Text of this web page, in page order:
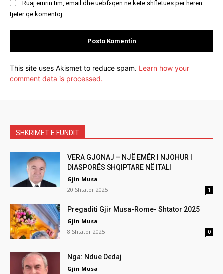
Ruaj emrin tim, email dhe uebfaqen në këtë shfletues për herën
tjetër që komentoj.
This site uses Akismet to reduce spam. Learn how your
comment data is processed.
SHKRIMET E FUNDIT
VERA GJONAJ – NJË EMËR I NJOHUR I
DIASPORËS SHQIPTARE NË ITALI
Gjin Musa
20 Shtator 2025
1
Pregaditi Gjin Musa-Rome- Shtator 2025
Gjin Musa
8 Shtator 2025
0
Nga: Ndue Dedaj
Gjin Musa